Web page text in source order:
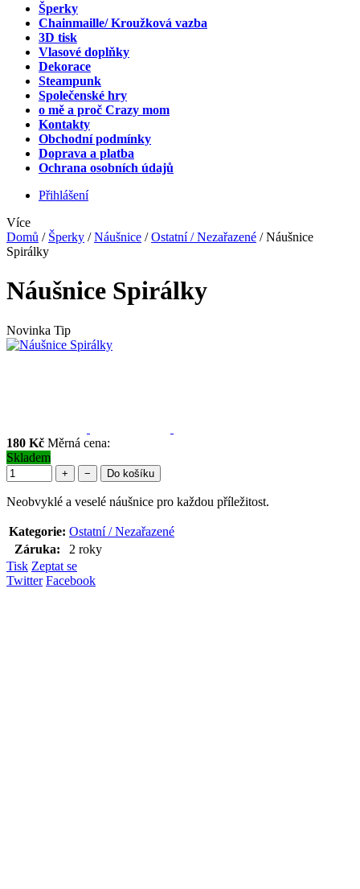
Šperky
Chainmaille/ Kroužková vazba
3D tisk
Vlasové doplňky
Dekorace
Steampunk
Společenské hry
o mě a proč Crazy mom
Kontakty
Obchodní podmínky
Doprava a platba
Ochrana osobních údajů
Přihlášení
Více
Domů / Šperky / Náušnice / Ostatní / Nezařazené / Náušnice
Spirálky
Náušnice Spirálky
Novinka Tip
180 Kč Měrná cena:
Skladem
+ − Do košíku
Neobvyklé a veselé náušnice pro každou příležitost.
Kategorie: Ostatní / Nezařazené
Záruka:
2 roky
Tisk Zeptat se
Twitter Facebook